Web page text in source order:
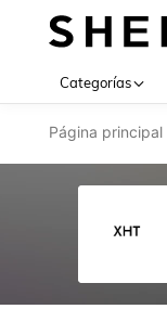
Categorías
Página principal